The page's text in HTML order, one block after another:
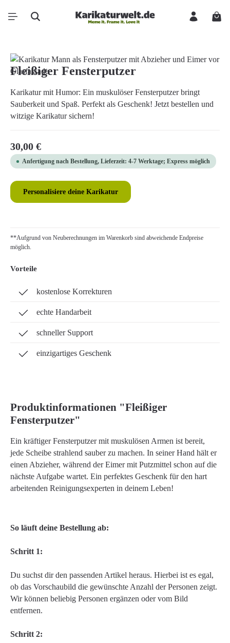
Zum Hauptinhalt springen
Bildergalerie überspringen
Fleißiger Fensterputzer
Karikatur mit Humor: Ein muskulöser Fensterputzer bringt
Sauberkeit und Spaß. Perfekt als Geschenk! Jetzt bestellen und
witzige Karikatur sichern!
Regulärer Preis:
30,00 €
Anfertigung nach Bestellung, Lieferzeit: 4-7 Werktage; Express möglich
Personalisiere deine Karikatur
**Aufgrund von Neuberechnungen im Warenkorb sind abweichende Endpreise
möglich.
Vorteile
kostenlose Korrekturen
echte Handarbeit
schneller Support
einzigartiges Geschenk
Produktinformationen "Fleißiger
Fensterputzer"
Ein kräftiger Fensterputzer mit muskulösen Armen ist bereit,
jede Scheibe strahlend sauber zu machen. In seiner Hand hält er
einen Abzieher, während der Eimer mit Putzmittel schon auf die
nächste Aufgabe wartet. Ein perfektes Geschenk für den hart
arbeitenden Reinigungsexperten in deinem Leben!
So läuft deine Bestellung ab:
Schritt 1:
Du suchst dir den passenden Artikel heraus. Hierbei ist es egal,
ob das Vorschaubild die gewünschte Anzahl der Personen zeigt.
Wir können beliebig Personen ergänzen oder vom Bild
entfernen.
Schritt 2: